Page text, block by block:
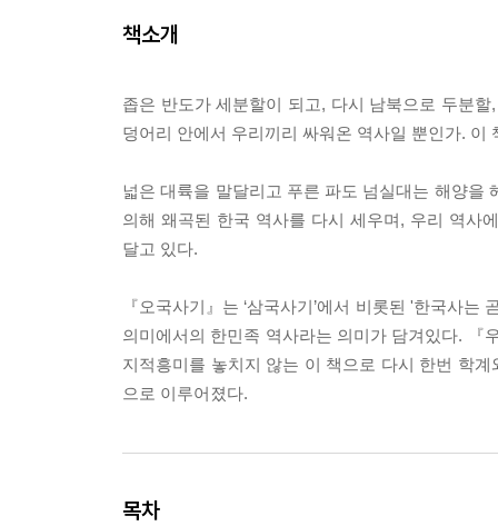
책소개
좁은 반도가 세분할이 되고, 다시 남북으로 두분
덩어리 안에서 우리끼리 싸워온 역사일 뿐인가.
넓은 대륙을 말달리고 푸른 파도 넘실대는 해양을
의해 왜곡된 한국 역사를 다시 세우며, 우리 역사
달고 있다.
『오국사기』는 ‘삼국사기’에서 비롯된 '한국사
의미에서의 한민족 역사라는 의미가 담겨있다. 『
지적흥미를 놓치지 않는 이 책으로 다시 한번 학
으로 이루어졌다.
목차